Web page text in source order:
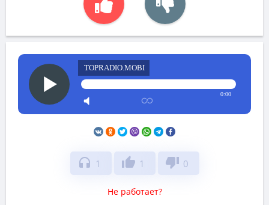
TOPRADIO.MOBI
0:00
headphones 1 thumb_up 1 thumb_down 0
Не работает?